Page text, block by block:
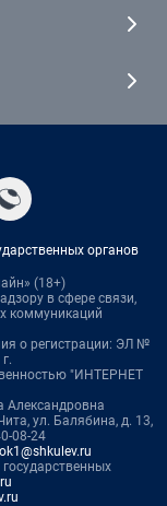
органов
(18+)
в сфере связи,
коммуникаций
о регистрации: ЭЛ №
"ИНТЕРНЕТ
Александровна
ул. Балябина, д. 13,
08-24